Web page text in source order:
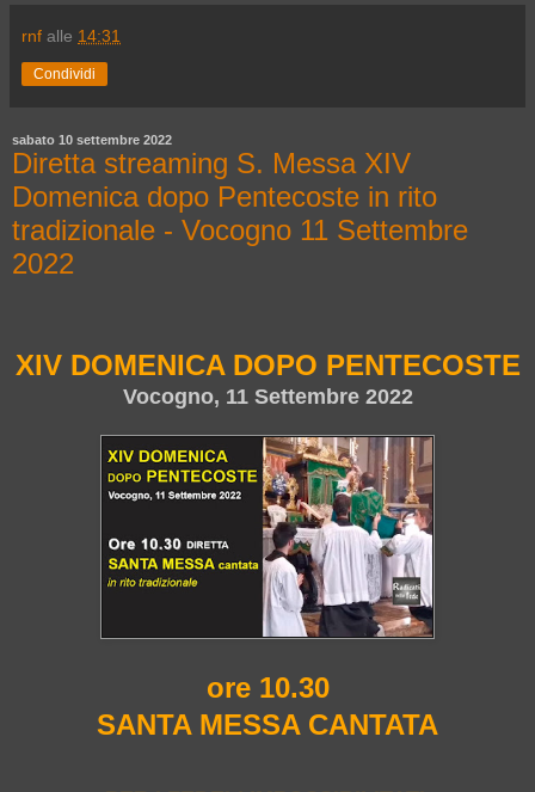
rnf alle 14:31
Condividi
sabato 10 settembre 2022
Diretta streaming S. Messa XIV
Domenica dopo Pentecoste in rito
tradizionale - Vocogno 11 Settembre
2022
XIV DOMENICA DOPO PENTECOSTE
Vocogno, 11 Settembre 2022
ore 10.30
SANTA MESSA CANTATA